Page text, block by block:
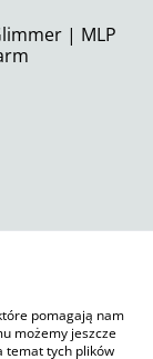
| MLP
cookie
pomagają nam
możemy jeszcze
temat tych plików